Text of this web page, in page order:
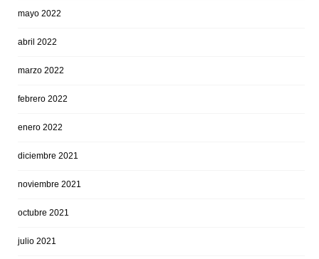
mayo 2022
abril 2022
marzo 2022
febrero 2022
enero 2022
diciembre 2021
noviembre 2021
octubre 2021
julio 2021